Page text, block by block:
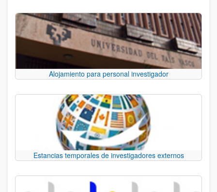
Alojamiento para personal investigador
Estancias temporales de investigadores externos